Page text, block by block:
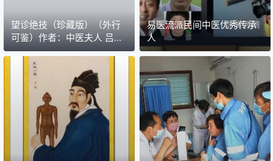
望诊绝技（珍藏版）（外行
可鉴）作者：中医夫人 吕敏
峰中医师
易医流派民间中医优秀传承
人